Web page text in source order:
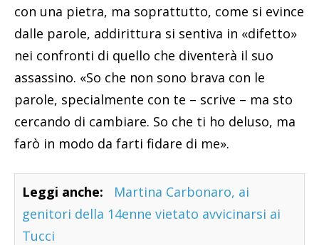
con una pietra, ma soprattutto, come si evince
dalle parole, addirittura si sentiva in «difetto»
nei confronti di quello che diventerà il suo
assassino. «So che non sono brava con le
parole, specialmente con te – scrive – ma sto
cercando di cambiare. So che ti ho deluso, ma
farò in modo da farti fidare di me».
Leggi anche:
Martina Carbonaro, ai
genitori della 14enne vietato avvicinarsi ai
Tucci